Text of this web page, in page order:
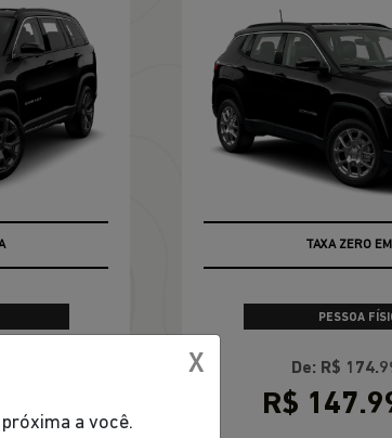
TAXA ZERO
PESSOA
De: R$
R$
X
a você.